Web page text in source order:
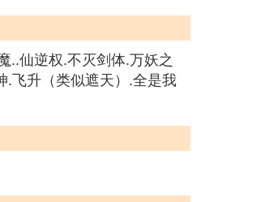
..仙逆权.不灭剑体.万妖之
.飞升（类似遮天）.全是我